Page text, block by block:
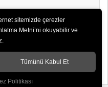
San. ve Tic. Ltd. Şti.
sitemizde çerezler
Metni’ni okuyabilir ve
Tümünü Kabul Et
Politikası